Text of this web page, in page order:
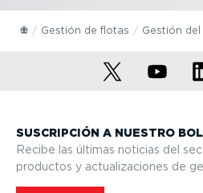
Gestión de flotas Gestión
SUSCRIPCIÓN A NUESTRO
Recibe las últimas noticias del
productos y actua­li­za­ciones de